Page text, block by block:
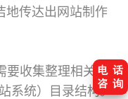
地传达出网站制作
要收集整理相关信
系统）目录结构。